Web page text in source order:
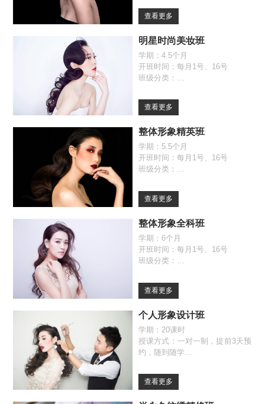
查看更多
明星时尚美妆班
学期：4.5个月
开班时间：每月1号、16号
班级分类：
自由班（09:30-17:00）
查看更多
整体形象精英班
学期：5.5个月
开班时间：每月1号、16号
班级分类：
自由班（09:30-17:00）
查看更多
整体形象全科班
学期：6个月
开班时间：每月1号、16号
班级分类：
自由班（09:30-17:00）
查看更多
个人形象设计班
学期：20课时
授课方式：一对一制，提前3天预
约，随到随学
查看更多